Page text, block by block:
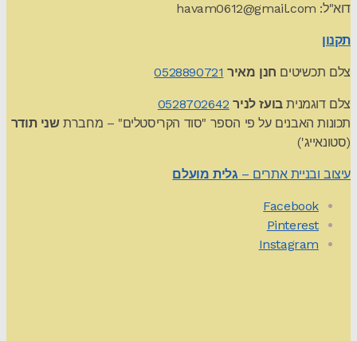
דוא"ל: havam0612@gmail.com
תקנון
צלם תכשיטים חנן מאיר 0528890721
צלם דוגמניתבועז לניר 0528702642
תכונות האבנים על פי הספר "סוד הקריסטלים" – מחברתשני תודר
(סטונאייג')
עיצוב ובניית אתרים –גלית מועלם
Facebook
Pinterest
Instagram